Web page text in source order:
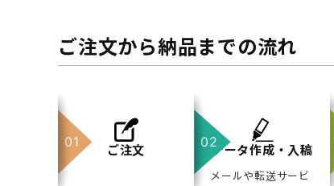
ご注文から納品までの流れ
ご注文 データ作成・入稿
メールや転送サービ